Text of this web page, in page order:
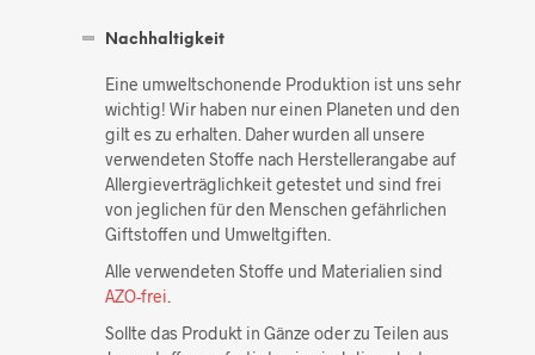
Nachhaltigkeit
Eine umweltschonende Produktion ist uns sehr
wichtig! Wir haben nur einen Planeten und den
gilt es zu erhalten. Daher wurden all unsere
verwendeten Stoffe nach Herstellerangabe auf
Allergieverträglichkeit getestet und sind frei
von jeglichen für den Menschen gefährlichen
Giftstoffen und Umweltgiften.
Alle verwendeten Stoffe und Materialien sind
AZO-frei
Sollte das Produkt in Gänze oder zu Teilen aus